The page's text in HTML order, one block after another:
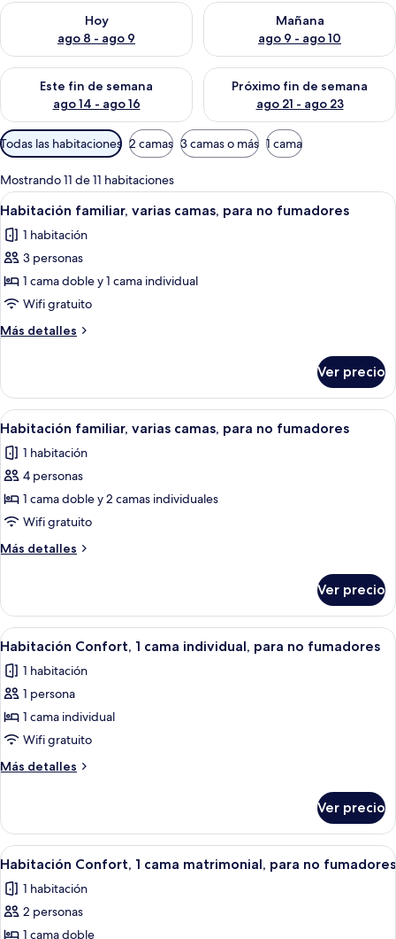
Hoy
ago 8 - ago 9
Consulta la disponibilidad para hoy ago 8 - ago 9
Mañana
ago 9 - ago 10
Consulta la disponibilidad
Este fin de semana
ago 14 - ago 16
Consulta la disponibilidad para este fin de semana ago 14 -
Próximo fin de semana
ago 21 - ago 23
Consulta la disponibilidad
Filtros
disponibles
para
las
habitaciones
Todas las habitaciones 2 camas 3 camas o más 1 cama
Mostrando 11 de 11 habitaciones
Abrir
todas
las
fotos
de
Habitación
familiar,
varias
para
no
fumadores
Habitación de hotel con dos camas,
5
Habitación familiar, varias camas, para no fumadores
1 habitación
3 personas
1 cama doble y 1 cama individual
Wifi gratuito
Más detalles
Más
familiar,
varias
camas,
no
fumadores
Ver precio
Abrir
todas
las
fotos
de
Habitación
familiar,
varias
para
no
fumadores
Habitación de hotel con dos camas,
7
Habitación familiar, varias camas, para no fumadores
1 habitación
4 personas
1 cama doble y 2 camas individuales
Wifi gratuito
Más detalles
Más
familiar,
varias
camas,
no
fumadores
Ver precio
Abrir
todas
las
fotos
de
Habitación
Confort,
1
individual,
para
no
fumadores
Una cama bien hecha con edredón
5
Habitación Confort, 1 cama individual, para no fumadores
1 habitación
1 persona
1 cama individual
Wifi gratuito
Más detalles
Más
Confort,
cama
para
no
Ver precio
Abrir
todas
las
fotos
Una cama bien hecha con sábanas
5
Habitación Confort, 1 cama matrimonial, para no fumadores
1 habitación
2 personas
1 cama doble